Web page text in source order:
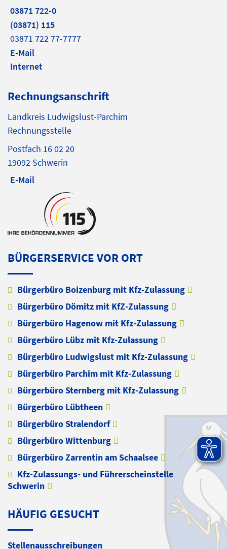
03871 722-0
(03871) 115
03871 722 77-7777
E-Mail
Internet
Rechnungsanschrift
Landkreis Ludwigslust-Parchim
Rechnungsstelle
Postfach 16 02 20
19092 Schwerin
E-Mail
BÜRGERSERVICE VOR ORT
Bürgerbüro Boizenburg mit Kfz-Zulassung
Bürgerbüro Dömitz mit KfZ-Zulassung
Bürgerbüro Hagenow mit Kfz-Zulassung
Bürgerbüro Lübz mit Kfz-Zulassung
Bürgerbüro Ludwigslust mit Kfz-Zulassung
Bürgerbüro Parchim mit Kfz-Zulassung
Bürgerbüro Sternberg mit Kfz-Zulassung
Bürgerbüro Lübtheen
Bürgerbüro Stralendorf
Bürgerbüro Wittenburg
Bürgerbüro Zarrentin am Schaalsee
Kfz-Zulassungs- und Führerscheinstelle
Schwerin
HÄUFIG GESUCHT
Stellenausschreibungen